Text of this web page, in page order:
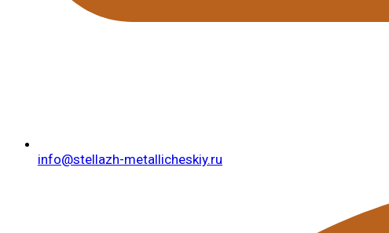
info@stellazh-metallicheskiy.ru